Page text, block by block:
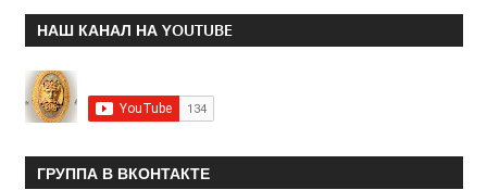
НАШ КАНАЛ НА YOUTUBE
ГРУППА В ВКОНТАКТЕ